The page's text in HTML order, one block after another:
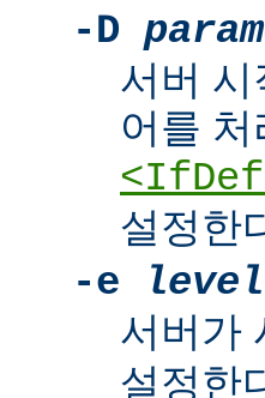
-D
서버
어를
설정한
-e
level
서버가
설정한